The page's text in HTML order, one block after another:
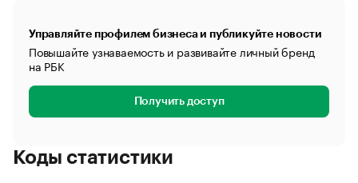
Управляйте профилем бизнеса и публикуйте новости
Повышайте узнаваемость и развивайте личный бренд
на РБК
Получить доступ
Коды статистики